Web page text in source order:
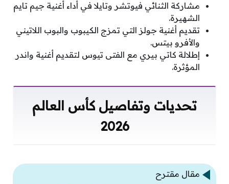
مشاركة الثنائي فيوتشر وتايلا في أداء أغنية جيم تايم
الشهيرة.
تقديم أغنية جولز التي تمزج الكيبوب والبوب اللاتيني
والأفرو بيتس.
إطلالة كاتي بيري مع الفتى تيوس لتقديم أغنية واندر
المؤثرة.
تحديات وتفاصيل كأس العالم
2026
مقال مقترح